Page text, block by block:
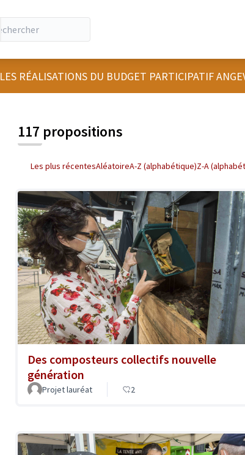
LES RÉALISATIONS DU BUDGET PARTICIPATIF
117 propositions
Les plus récentesAléatoireA-Z (alphabétique)Z-A
Des composteurs collectifs nouvelle
génération
Projet lauréat 2